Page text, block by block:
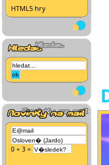
HTML5 hry
0 + 3 =